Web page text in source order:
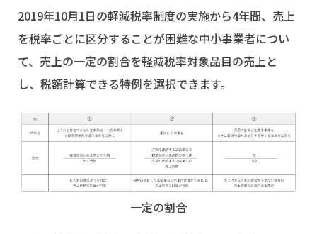
2019年10月1日の軽減税率制度の実施から4年間、売上
を税率ごとに区分することが困難な中小事業者につい
て、売上の一定の割合を軽減税率対象品目の売上と
し、税額計算できる特例を選択できます。
一定の割合